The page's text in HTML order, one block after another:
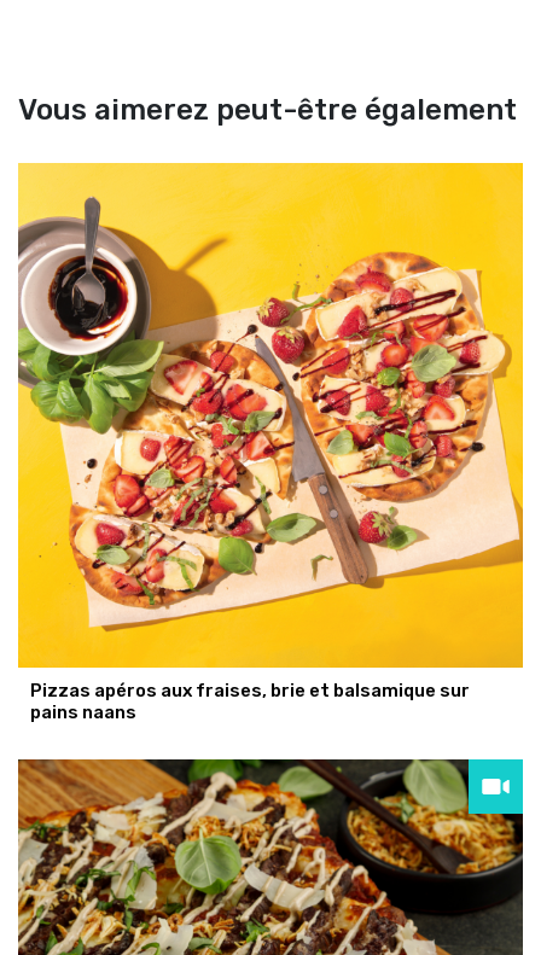
Vous aimerez peut-être également
Pizzas apéros aux fraises, brie et balsamique sur
pains naans